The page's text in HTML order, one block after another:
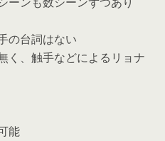
の台詞はない
く、触手などによるリョナ
能